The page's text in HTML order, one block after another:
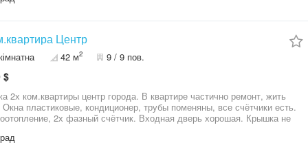
Центр
42 м2 9 / 9 пов.
$
2х ком.квартиры центр города. В квартире частично ремонт, жить
пластиковые, кондиционер, трубы поменяны, все счётчики есть.
2х фазный счётчик. Входная дверь хорошая. Крышка не
центры, садик,школа. Без долгов.